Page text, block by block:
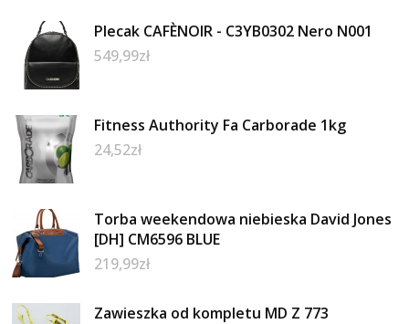
Plecak CAFÈNOIR - C3YB0302 Nero N001
549,99zł
Fitness Authority Fa Carborade 1kg
24,52zł
Torba weekendowa niebieska David Jones
[DH] CM6596 BLUE
219,99zł
Zawieszka od kompletu MD Z 773